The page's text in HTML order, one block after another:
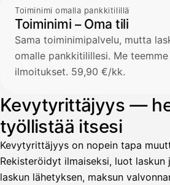
Toiminimi omalla pankkitilillä
Toiminimi – Oma tili
Sama toiminimipalvelu, mutta
omalle pankkitilillesi. Me
ilmoitukset. 59,90 €/kk.
Kevytyrittäjyys —
työllistää itsesi
Kevytyrittäjyys on nopein tapa
Rekisteröidyt ilmaiseksi, luot laskun
laskun lähetyksen, maksun